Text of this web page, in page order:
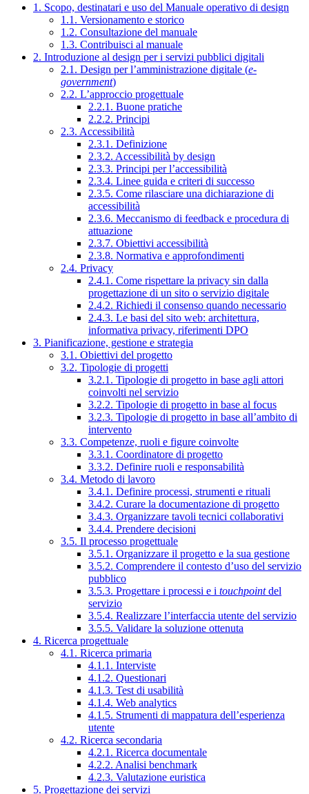
1. Scopo, destinatari e uso del Manuale operativo di design
1.1. Versionamento e storico
1.2. Consultazione del manuale
1.3. Contribuisci al manuale
2. Introduzione al design per i servizi pubblici digitali
2.1. Design per l’amministrazione digitale (e-
government)
2.2. L’approccio progettuale
2.2.1. Buone pratiche
2.2.2. Principi
2.3. Accessibilità
2.3.1. Definizione
2.3.2. Accessibilità by design
2.3.3. Principi per l’accessibilità
2.3.4. Linee guida e criteri di successo
2.3.5. Come rilasciare una dichiarazione di
accessibilità
2.3.6. Meccanismo di feedback e procedura di
attuazione
2.3.7. Obiettivi accessibilità
2.3.8. Normativa e approfondimenti
2.4. Privacy
2.4.1. Come rispettare la privacy sin dalla
progettazione di un sito o servizio digitale
2.4.2. Richiedi il consenso quando necessario
2.4.3. Le basi del sito web: architettura,
informativa privacy, riferimenti DPO
3. Pianificazione, gestione e strategia
3.1. Obiettivi del progetto
3.2. Tipologie di progetti
3.2.1. Tipologie di progetto in base agli attori
coinvolti nel servizio
3.2.2. Tipologie di progetto in base al focus
3.2.3. Tipologie di progetto in base all’ambito di
intervento
3.3. Competenze, ruoli e figure coinvolte
3.3.1. Coordinatore di progetto
3.3.2. Definire ruoli e responsabilità
3.4. Metodo di lavoro
3.4.1. Definire processi, strumenti e rituali
3.4.2. Curare la documentazione di progetto
3.4.3. Organizzare tavoli tecnici collaborativi
3.4.4. Prendere decisioni
3.5. Il processo progettuale
3.5.1. Organizzare il progetto e la sua gestione
3.5.2. Comprendere il contesto d’uso del servizio
pubblico
3.5.3. Progettare i processi e i touchpointdel
servizio
3.5.4. Realizzare l’interfaccia utente del servizio
3.5.5. Validare la soluzione ottenuta
4. Ricerca progettuale
4.1. Ricerca primaria
4.1.1. Interviste
4.1.2. Questionari
4.1.3. Test di usabilità
4.1.4. Web analytics
4.1.5. Strumenti di mappatura dell’esperienza
utente
4.2. Ricerca secondaria
4.2.1. Ricerca documentale
4.2.2. Analisi benchmark
4.2.3. Valutazione euristica
5. Progettazione dei servizi